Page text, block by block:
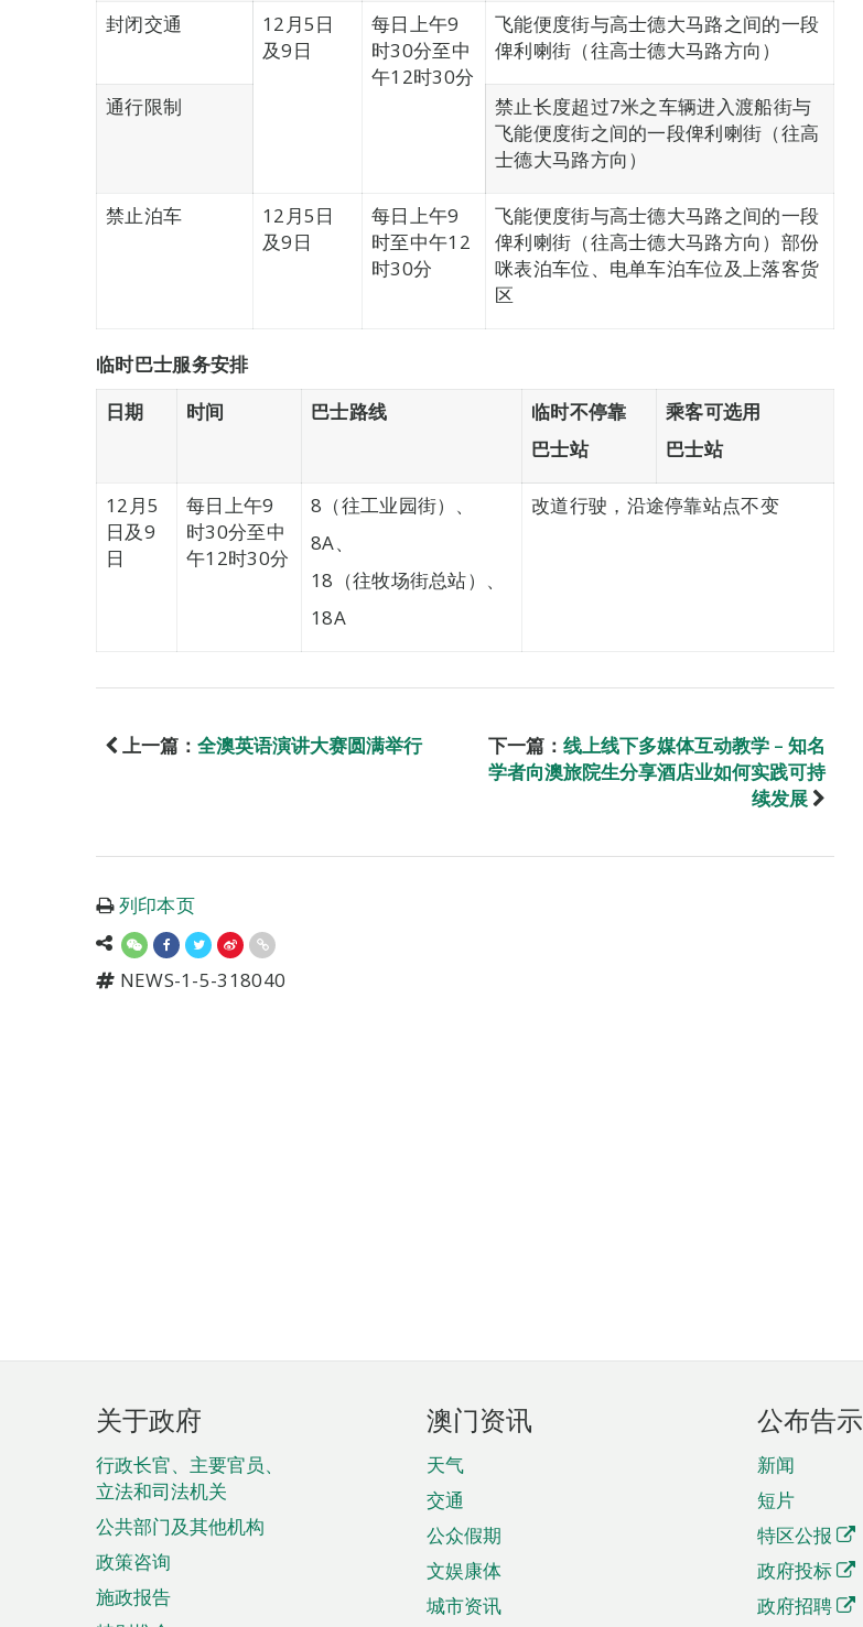
封闭交通
12月5日
及9日
每日上午9
时30分至中
午12时30分
飞能便度街与高士德大马路之间的一段
俾利喇街（往高士德大马路方向）
通行限制
禁止长度超过7米之车辆进入渡船街与
飞能便度街之间的一段俾利喇街（往高
士德大马路方向）
禁止泊车
12月5日
及9日
每日上午9
时至中午12
时30分
飞能便度街与高士德大马路之间的一段
俾利喇街（往高士德大马路方向）部份
咪表泊车位、电单车泊车位及上落客货
区
临时巴士服务安排
日期
时间 巴士路线
临时不停靠
巴士站
乘客可选用
巴士站
12月5
日及9
日
每日上午9
时30分至中
午12时30分
8（往工业园街）、
8A、
18（往牧场街总站）、
18A
改道行驶，沿途停靠站点不变
上一篇： 全澳英语演讲大赛圆满举行 下一篇： 线上线下多媒体互动教学 – 知名
学者向澳旅院生分享酒店业如何实践可持
续发展
列印本页
NEWS-1-5-318040
页
脚
菜
单
关于政府
行政长官、主要官员、
立法和司法机关
公共部门及其他机构
政策咨询
施政报告
澳门资讯
天气
交通
公众假期
文娱康体
城市资讯
公布告示
新闻
短片
特区公报
政府投标
政府招聘